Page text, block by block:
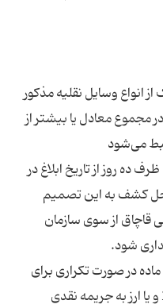
انواع وسایل نقلیه مذکور
مجموع معادل یا بیشتر از
ظرف ده روز از تاریخ ابلاغ در
کشف به این تصمیم
قاچاق از سوی سازمان
ماده در صورت تکراری برای
یا ارز به جریمه نقدی